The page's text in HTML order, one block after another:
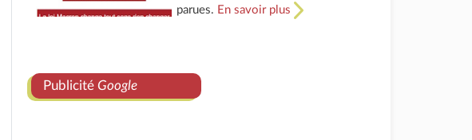
parues. En savoir plus
Publicité Google